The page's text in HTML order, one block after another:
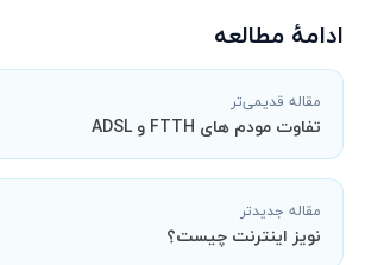
ادامهٔ مطالعه
مقاله قدیمی‌تر
تفاوت مودم های FTTH و ADSL
مقاله جدیدتر
نویز اینترنت چیست؟